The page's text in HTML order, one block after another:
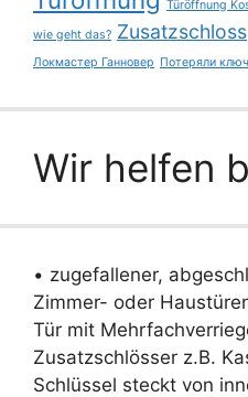
Türöffnung
wie geht das? Zusatzschloss
Локмастер Ганновер Потеряли ключ
Wir helfen
• zugefallener,
Zimmer- oder
Tür mit
Zusatzschlösser z.B.
Schlüssel steckt von